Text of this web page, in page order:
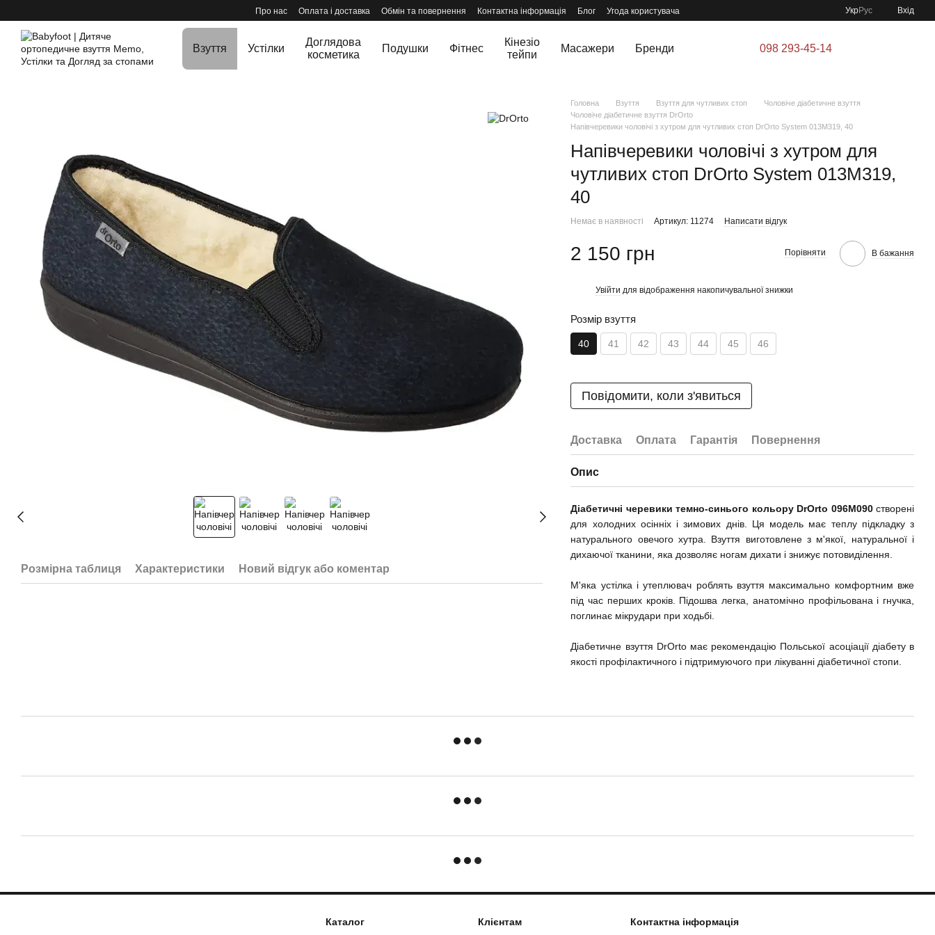
Про нас Оплата і доставка Обмін та повернення Контактна інформація Блог Угода користувача УкрРус Вхід
Взуття Устілки
Доглядова
косметика
Подушки Фітнес
Кінезіо
тейпи
Масажери Бренди 098 293-45-14
Розмірна таблиця Характеристики Новий відгук або коментар
Головна Взуття Взуття для чутливих стоп
Чоловіче діабетичне взуття
Чоловіче діабетичне взуття DrOrto
Напівчеревики чоловічі з хутром для чутливих стоп DrOrto System 013M319, 40
Напівчеревики чоловічі з хутром для
чутливих стоп DrOrto System 013M319,
40
Немає в наявності Артикул: 11274 Написати відгук
2 150 грн Порівняти В бажання
Увійти для відображення накопичувальної знижки
Розмір взуття
40 41 42 43 44 45 46
Повідомити, коли з'явиться
Доставка Оплата Гарантія Повернення
Опис
Діабетичні черевики темно-синього кольору DrOrto 096M090створені
для холодних осінніх і зимових днів. Ця модель має теплу підкладку з
натурального овечого хутра. Взуття виготовлене з м'якої, натуральної і
дихаючої тканини, яка дозволяє ногам дихати і знижує потовиділення.
М'яка устілка і утеплювач роблять взуття максимально комфортним вже
під час перших кроків. Підошва легка, анатомічно профільована і гнучка,
поглинає мікрудари при ходьбі.
Діабетичне взуття DrOrto має рекомендацію Польської асоціації діабету в
якості профілактичного і підтримуючого при лікуванні діабетичної стопи.
Каталог Клієнтам Контактна інформація